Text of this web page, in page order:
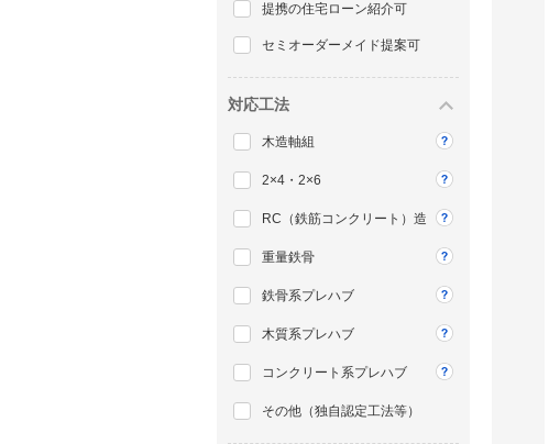
提携の住宅ローン紹介可
セミオーダーメイド提案可
対応工法
木造軸組
2×4・2×6
RC（鉄筋コンクリート）造
重量鉄骨
鉄骨系プレハブ
木質系プレハブ
コンクリート系プレハブ
その他（独自認定工法等）